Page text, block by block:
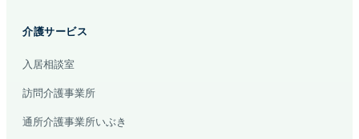
介護サービス
入居相談室
訪問介護事業所
通所介護事業所いぶき